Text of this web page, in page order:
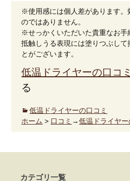
※使用感には個人差があります。
のではありません。
※せっかくいただいた貴重なお手
抵触しうる表現には塗りつぶして
とがございます。
低温ドライヤーの口コ
る
低温ドライヤーの口コミ
ホーム > 口コミ →低温ドライヤー
カテゴリ一覧